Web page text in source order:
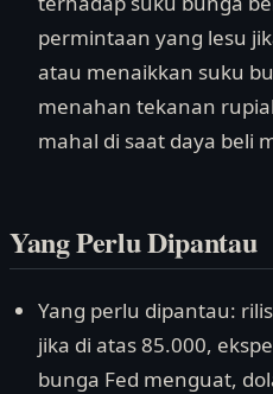
permintaan yang lesu
atau menaikkan suku
menahan tekanan
mahal di saat daya beli
Yang Perlu Dipantau
Yang perlu dipantau:
jika di atas 85.000,
bunga Fed menguat,